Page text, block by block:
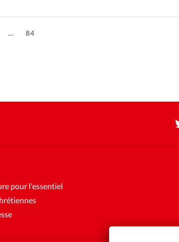
… 84
pour l'essentiel